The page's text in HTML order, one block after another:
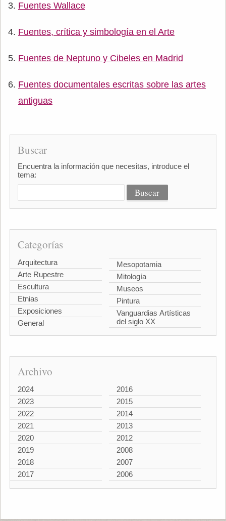
Fuentes Wallace
Fuentes, crítica y simbología en el Arte
Fuentes de Neptuno y Cibeles en Madrid
Fuentes documentales escritas sobre las artes
antiguas
Buscar
Encuentra la información que necesitas, introduce el
tema:
Categorías
Arquitectura
Arte Rupestre
Escultura
Etnias
Exposiciones
General
Mesopotamia
Mitología
Museos
Pintura
Vanguardias Artísticas
del siglo XX
Archivo
2024
2023
2022
2021
2020
2019
2018
2017
2016
2015
2014
2013
2012
2008
2007
2006